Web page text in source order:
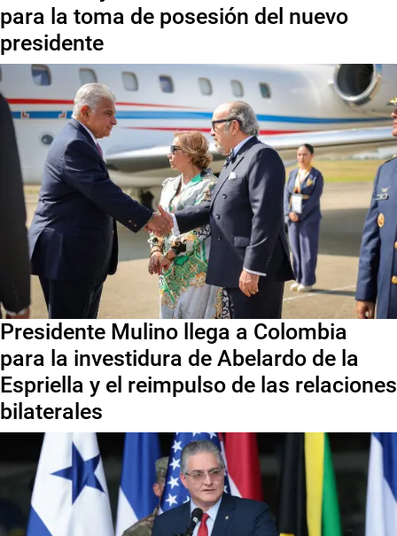
para la toma de posesión del nuevo
presidente
Presidente Mulino llega a Colombia
para la investidura de Abelardo de la
Espriella y el reimpulso de las relaciones
bilaterales